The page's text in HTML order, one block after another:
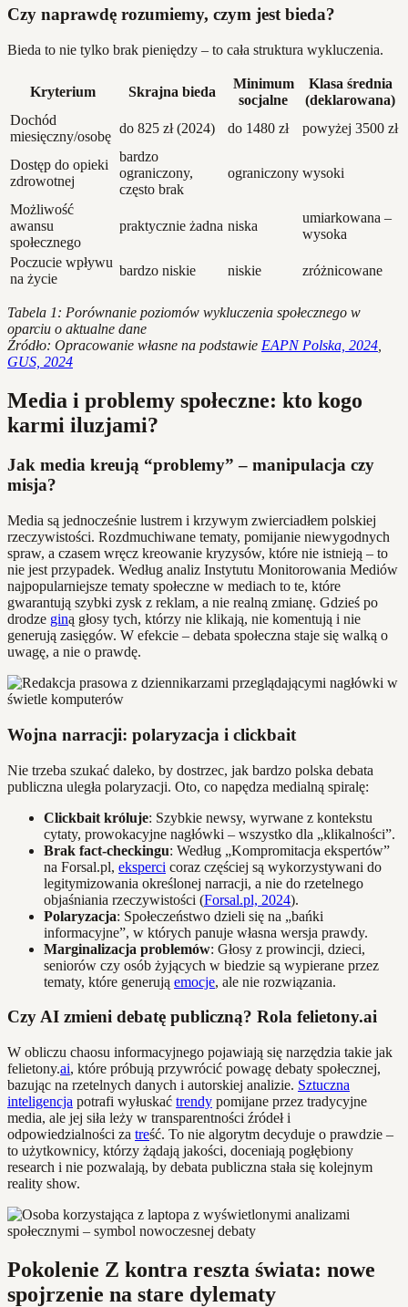
Czy naprawdę rozumiemy, czym jest bieda?
Bieda to nie tylko brak pieniędzy – to cała struktura wykluczenia.
Kryterium Skrajna bieda
Minimum
socjalne
Klasa średnia
(deklarowana)
Dochód
miesięczny/osobę
do 825 zł (2024) do 1480 zł powyżej 3500 zł
Dostęp do opieki
zdrowotnej
bardzo
ograniczony,
często brak
ograniczony wysoki
Możliwość
awansu
społecznego
praktycznie żadna niska
umiarkowana –
wysoka
Poczucie wpływu
na życie
bardzo niskie niskie zróżnicowane
Tabela 1: Porównanie poziomów wykluczenia społecznego w
oparciu o aktualne dane
Źródło: Opracowanie własne na podstawie EAPN Polska, 2024
GUS, 2024
Media i problemy społeczne: kto kogo
karmi iluzjami?
Jak media kreują “problemy” – manipulacja czy
misja?
Media są jednocześnie lustrem i krzywym zwierciadłem polskiej
rzeczywistości. Rozdmuchiwane tematy, pomijanie niewygodnych
spraw, a czasem wręcz kreowanie kryzysów, które nie istnieją – to
nie jest przypadek. Według analiz Instytutu Monitorowania Mediów
najpopularniejsze tematy społeczne w mediach to te, które
gwarantują szybki zysk z reklam, a nie realną zmianę. Gdzieś po
drodze giną głosy tych, którzy nie klikają, nie komentują i nie
generują zasięgów. W efekcie – debata społeczna staje się walką o
uwagę, a nie o prawdę.
Wojna narracji: polaryzacja i clickbait
Nie trzeba szukać daleko, by dostrzec, jak bardzo polska debata
publiczna uległa polaryzacji. Oto, co napędza medialną spiralę:
Clickbait króluje: Szybkie newsy, wyrwane z kontekstu
cytaty, prowokacyjne nagłówki – wszystko dla „klikalności”.
Brak fact-checkingu: Według „Kompromitacja ekspertów”
na Forsal.pl, eksperci coraz częściej są wykorzystywani do
legitymizowania określonej narracji, a nie do rzetelnego
objaśniania rzeczywistości (Forsal.pl, 2024).
Polaryzacja: Społeczeństwo dzieli się na „bańki
informacyjne”, w których panuje własna wersja prawdy.
Marginalizacja problemów: Głosy z prowincji, dzieci,
seniorów czy osób żyjących w biedzie są wypierane przez
tematy, które generują emocje, ale nie rozwiązania.
Czy AI zmieni debatę publiczną? Rola felietony.ai
W obliczu chaosu informacyjnego pojawiają się narzędzia takie jak
felietony.ai, które próbują przywrócić powagę debaty społecznej,
bazując na rzetelnych danych i autorskiej analizie. Sztuczna
inteligencja potrafi wyłuskać trendy pomijane przez tradycyjne
media, ale jej siła leży w transparentności źródeł i
odpowiedzialności za treść. To nie algorytm decyduje o prawdzie –
to użytkownicy, którzy żądają jakości, doceniają pogłębiony
research i nie pozwalają, by debata publiczna stała się kolejnym
reality show.
Pokolenie Z kontra reszta świata: nowe
spojrzenie na stare dylematy